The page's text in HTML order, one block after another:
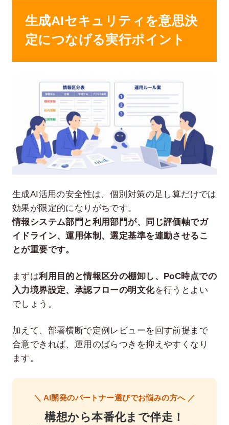
生成AIセキュリティを意思決
定につなげる実行ポイント
生成AI活用の安全性は、個別対策の足し算だけでは
効果が限定的になりがちです。
情報システム部門と利用部門が、同じ評価軸でガ
イドライン、運用体制、選定基準を連動させるこ
とが重要です。
まずは利用目的と情報区分の棚卸し、PoC時点での
入力境界設定、承認フローの明文化を行うとよい
でしょう。
加えて、部署横断で定例レビューを回す前提まで
合意できれば、運用のばらつきを抑えやすくなり
ます。
＼ AI開発のパートナー選びでお悩みの方へ ／
構想から本番化まで伴走！